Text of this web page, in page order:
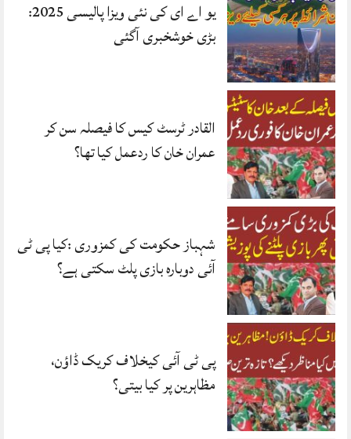
یو اے ای کی نئی ویزا پالیسی 2025:
بڑی خوشخبری آگئی
القادر ٹرسٹ کیس کا فیصلہ سن کر
عمران خان کا ردعمل کیا تھا؟
شہباز حکومت کی کمزوری :کیا پی ٹی
آئی دوبارہ بازی پلٹ سکتی ہے؟
پی ٹی آئی کیخلاف کریک ڈاؤن،
مظاہرین پر کیا بیتی؟